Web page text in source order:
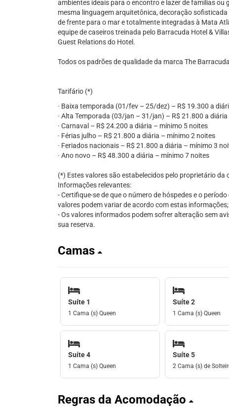
ambientes ideais para o encontro e lazer de famílias ou
mesma linguagem arquitetônica, decoração
de frente para o mar e totalmente integradas à Mata
equipe de caseiros treinada pelo Barracuda Hotel &
Guest Relations do Hotel.
Todos os padrões de qualidade da marca The
Tarifário (*)
· Baixa temporada (01/fev – 25/dez) – R$ 19.300 a
· Alta Temporada (03/jan – 31/jan) – R$ 21.800 a
· Carnaval – R$ 24.200 a diária – mínimo 5 noites
· Férias julho – R$ 21.800 a diária – mínimo 2 noites
· Feriados nacionais – R$ 21.800 a diária – mínimo 3
· Ano novo – R$ 48.300 a diária – mínimo 7 noites
(*) Estes valores são estabelecidos pelo proprietário da
Informações relevantes:
- Certifique-se de que o número de hóspedes e o
valores podem variar de acordo com estas informações;
- Os valores informados podem sofrer alteração sem
sua reserva.
Camas
Suíte 1
1 Cama (s) Queen
Suíte 2
1 Cama (s) Queen
Suíte 4
1 Cama (s) Queen
Suíte 5
2 Cama (s) de
Regras da Acomodação